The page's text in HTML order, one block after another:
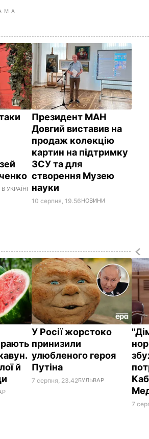
УКРАЇНІ
Президент МАН
Довгий виставив на
продаж колекцію
картин на підтримку
ЗСУ та для
створення Музею
науки
10 серпня, 19.56НОВИНИ
й
У Росії жорстоко
принизили
улюбленого героя
Путіна
7 серпня, 23.42БУЛЬВАР
7